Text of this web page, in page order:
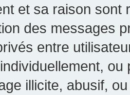
et sa raison sont
des messages
entre
ou
illicite, abusif,